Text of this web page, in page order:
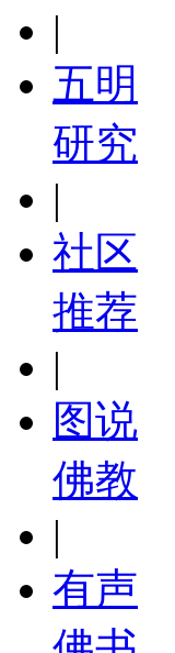
|
五明
研究
|
社区
推荐
|
图说
佛教
|
有声